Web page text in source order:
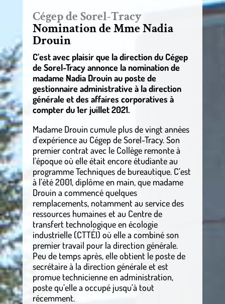
Cégep de Sorel-Tracy
Nomination de Mme Nadia
Drouin
C’est avec plaisir que la direction du Cégep
de Sorel-Tracy annonce la nomination de
madame Nadia Drouin au poste de
gestionnaire administrative à la direction
générale et des affaires corporatives à
compter du 1er juillet 2021.
Madame Drouin cumule plus de vingt années
d’expérience au Cégep de Sorel-Tracy. Son
premier contrat avec le Collège remonte à
l’époque où elle était encore étudiante au
programme Techniques de bureautique. C’est
à l’été 2001, diplôme en main, que madame
Drouin a commencé quelques
remplacements, notamment au service des
ressources humaines et au Centre de
transfert technologique en écologie
industrielle (CTTÉI) où elle a combiné son
premier travail pour la direction générale.
Peu de temps après, elle obtient le poste de
secrétaire à la direction générale et est
promue technicienne en administration,
poste qu’elle a occupé jusqu’à tout
récemment.